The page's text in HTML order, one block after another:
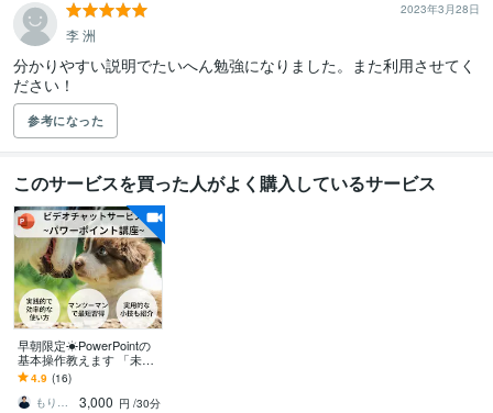
2023年3月28日
李 洲
分かりやすい説明でたいへん勉強になりました。また利用させてく
ださい！
参考になった
このサービスを買った人がよく購入しているサービス
早朝限定☀︎PowerPointの
基本操作教えます 「未経
験者の方歓迎、画面を共
有しながら解説しま
す！」
4.9 (16)
もりた＠なごや
3,000 円 /30分